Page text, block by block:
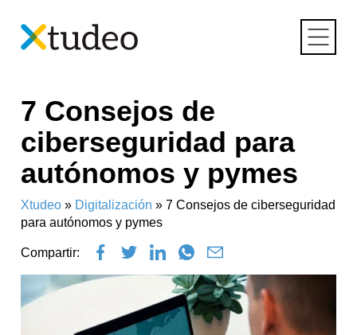
content7 Consejos de
ciberseguridad para
autónomos y pymes
Xtudeo » Digitalización »7 Consejos de ciberseguridad
para autónomos y pymes
Compartir: